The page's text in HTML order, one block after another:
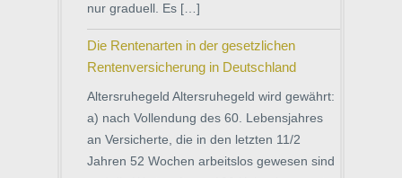
nur graduell. Es […]
Die Rentenarten in der gesetzlichen
Rentenversicherung in Deutschland
Altersruhegeld Altersruhegeld wird gewährt:
a) nach Vollendung des 60. Lebensjahres
an Versicherte, die in den letzten 11/2
Jahren 52 Wochen arbeitslos gewesen sind